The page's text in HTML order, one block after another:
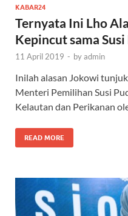
KABAR24
Ternyata Ini Lho
Kepincut sama
11 April 2019 - byadmin
Inilah alasan Jokowi
Menteri Pemilihan Susi
Kelautan dan Perikanan
READ MORE